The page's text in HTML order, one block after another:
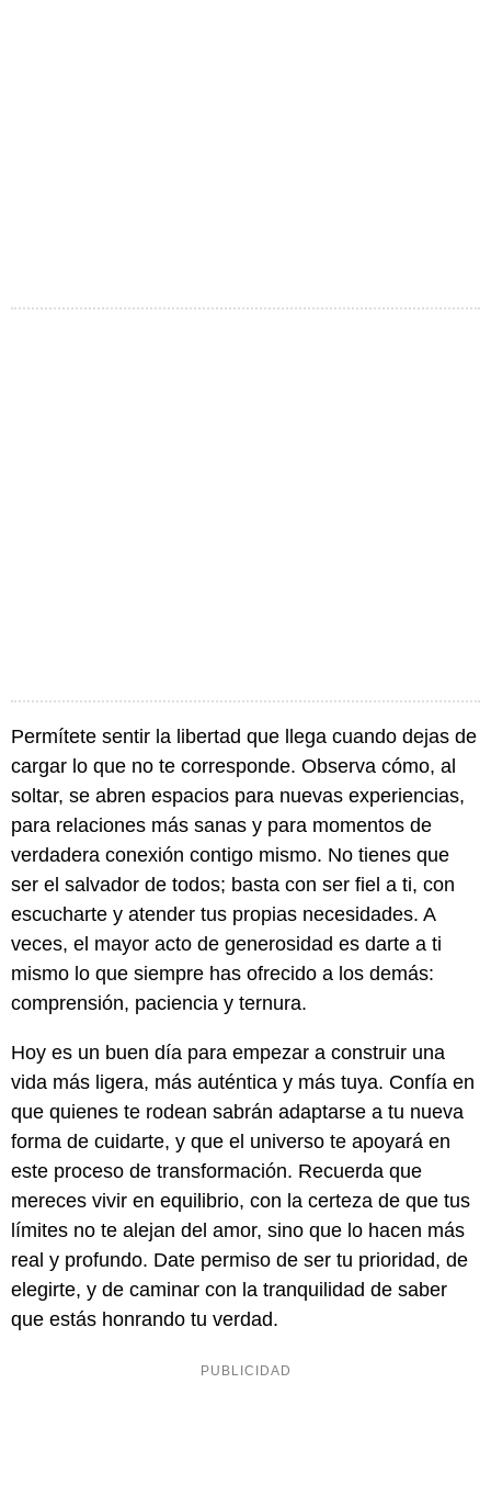
Permítete sentir la libertad que llega cuando dejas de
cargar lo que no te corresponde. Observa cómo, al
soltar, se abren espacios para nuevas experiencias,
para relaciones más sanas y para momentos de
verdadera conexión contigo mismo. No tienes que
ser el salvador de todos; basta con ser fiel a ti, con
escucharte y atender tus propias necesidades. A
veces, el mayor acto de generosidad es darte a ti
mismo lo que siempre has ofrecido a los demás:
comprensión, paciencia y ternura.
Hoy es un buen día para empezar a construir una
vida más ligera, más auténtica y más tuya. Confía en
que quienes te rodean sabrán adaptarse a tu nueva
forma de cuidarte, y que el universo te apoyará en
este proceso de transformación. Recuerda que
mereces vivir en equilibrio, con la certeza de que tus
límites no te alejan del amor, sino que lo hacen más
real y profundo. Date permiso de ser tu prioridad, de
elegirte, y de caminar con la tranquilidad de saber
que estás honrando tu verdad.